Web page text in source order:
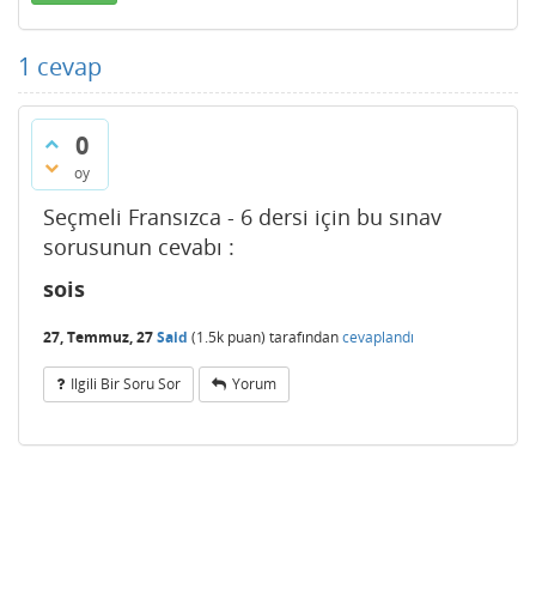
1 cevap
0
oy
Seçmeli Fransızca - 6 dersi için bu sınav
sorusunun cevabı :
sois
27, Temmuz, 27Said (1.5k puan) tarafındancevaplandı
Ilgili Bir Soru Sor Yorum